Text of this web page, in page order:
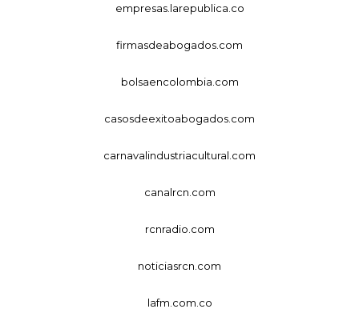
empresas.larepublica.co
firmasdeabogados.com
bolsaencolombia.com
casosdeexitoabogados.com
carnavalindustriacultural.com
canalrcn.com
rcnradio.com
noticiasrcn.com
lafm.com.co